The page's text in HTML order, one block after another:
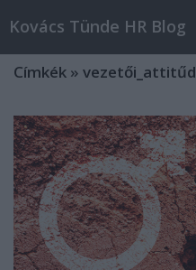
Kovács Tünde HR Blog
Címkék » vezetői_attitűd